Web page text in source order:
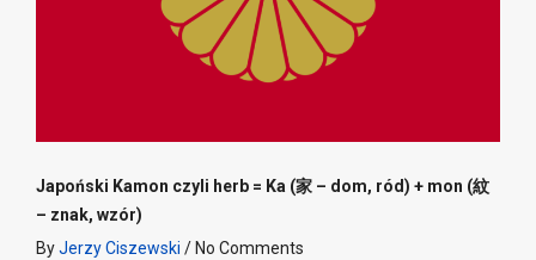
Japoński Kamon czyli herb = Ka (家 – dom, ród) + mon (紋
– znak, wzór)
ByJerzy Ciszewski / No Comments